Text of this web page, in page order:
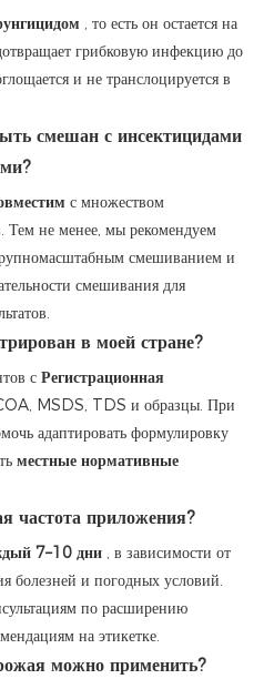
, то есть он остается на
грибковую инфекцию до
и не транслоцируется в
смешан с инсектицидами
с множеством
Тем не менее, мы рекомендуем
смешиванием и
смешивания для
в моей стране?
с Регистрационная
MSDS, TDS и образцы. При
адаптировать формулировку
местные нормативные
частота приложения?
7–10 дни , в зависимости от
болезней и погодных условий.
по расширению
на этикетке.
можно применить?